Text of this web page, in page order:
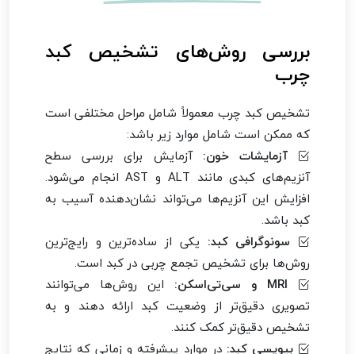
بررسی روش‌های تشخیص کبد
چرب
تشخیص کبد چرب معمولاً شامل مراحل مختلفی است
که ممکن است شامل موارد زیر باشد:
آزمایشات خون: آزمایش برای بررسی سطح
آنزیم‌های کبدی مانند ALT و AST انجام می‌شود.
افزایش این آنزیم‌ها می‌تواند نشان‌دهنده آسیب به
کبد باشد.
سونوگرافی کبد: یکی از ساده‌ترین و رایج‌ترین
روش‌ها برای تشخیص تجمع چربی در کبد است.
MRI و سی‌تی‌اسکن:
این روش‌ها می‌توانند
تصویری دقیق‌تر از وضعیت کبد ارائه دهند و به
تشخیص دقیق‌تر کمک کنند.
بیوپسی کبد: در موارد پیشرفته و زمانی که نتایج